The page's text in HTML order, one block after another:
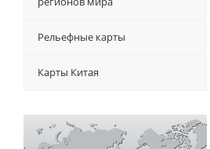
Рельефные карты
Карты Китая